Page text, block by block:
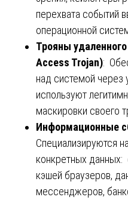
перехвата событий
операционной
Трояны
Access Trojan):
над системой
используют
маскировки своего
Информационные
Специализируются
конкретных
кэшей браузеров,
мессенджеров,